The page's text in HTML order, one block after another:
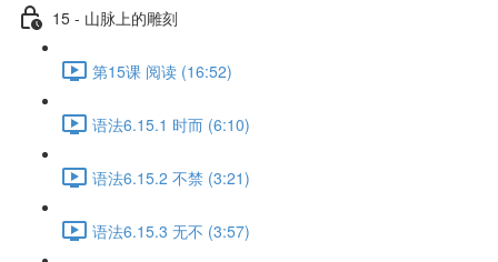
15 - 山脉上的雕刻
第15课 阅读 (16:52)
语法6.15.1 时而 (6:10)
语法6.15.2 不禁 (3:21)
语法6.15.3 无不 (3:57)